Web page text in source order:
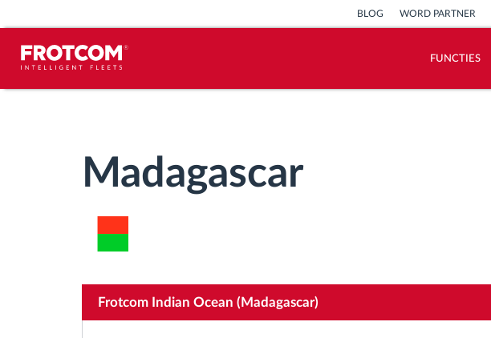
BLOG WORD PARTNER
FUNCTIES
Rijgedrag analyse
Controle van rijtijden
Downloaden van tachograaf op
afstand
Madagascar
Frotcom Indian Ocean (Madagascar)